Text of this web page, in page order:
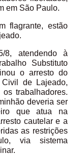
em São Paulo.
flagrante, estão
8, atendendo à
Substituto
o arresto do
de Lajeado,
trabalhadores.
deveria ser
que atua na
cautelar e a
as restrições
via sistema